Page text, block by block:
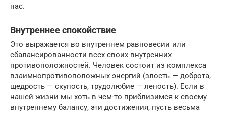
нас.
Внутреннее спокойствие
Это выражается во внутреннем равновесии или
сбалансированности всех своих внутренних
противоположностей. Человек состоит из комплекса
взаимнопротивоположных энергий (злость — доброта,
щедрость — скупость, трудолюбие — леность). Если в
нашей жизни мы хоть в чем-то приблизимся к своему
внутреннему балансу, эти достижения, пусть весьма